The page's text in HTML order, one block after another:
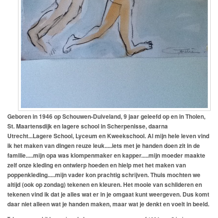
Geboren in 1946 op Schouwen-Duiveland, 9 jaar geleefd op en in Tholen,
St. Maartensdijk en lagere school in Scherpenisse, daarna
Utrecht...Lagere School, Lyceum en Kweekschool. Al mijn hele leven vind
ik het maken van dingen reuze leuk.....iets met je handen doen zit in de
familie.....mijn opa was klompenmaker en kapper.....mijn moeder maakte
zelf onze kleding en ontwierp hoeden en hielp met het maken van
poppenkleding.....mijn vader kon prachtig schrijven. Thuis mochten we
altijd (ook op zondag) tekenen en kleuren. Het mooie van schilderen en
tekenen vind ik dat je alles wat er in je omgaat kunt weergeven. Dus komt
daar niet alleen wat je handen maken, maar wat je denkt en voelt in beeld.